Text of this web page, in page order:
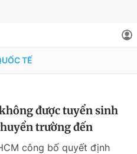
TẾ
được tuyển sinh
trường đến
công bố quyết định